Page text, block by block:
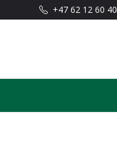
+47 62 12 60 40